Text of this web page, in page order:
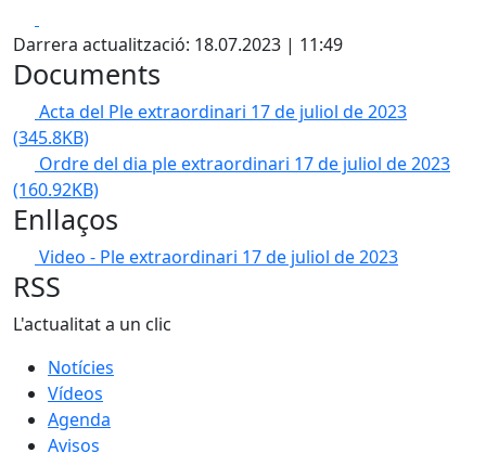
Darrera actualització: 18.07.2023 | 11:49
Documents
Acta del Ple extraordinari 17 de juliol de 2023
(345.8KB)
Ordre del dia ple extraordinari 17 de juliol de 2023
(160.92KB)
Enllaços
Video - Ple extraordinari 17 de juliol de 2023
RSS
L'actualitat a un clic
Notícies
Vídeos
Agenda
Avisos